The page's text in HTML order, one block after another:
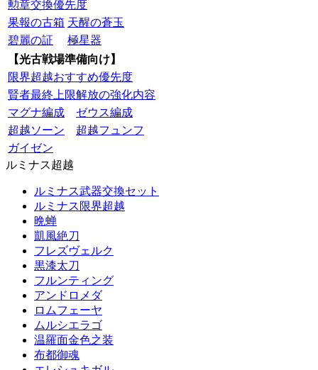
勲章交換優先度
果報の古箱 天醒の蒼玉
碧麗の証
極星器
【光古戦場準備向け】
限界超越おすすめ優先度
賢者最終上限解放の強化内容
マグナ編成
ゼウス編成
超越ソーン
超越フュンフ
ガイゼン
ルミナス超越
ルミナス武器交換セット
ルミナス限界超越
晩蝉
凱風絶刀
フレズヴェルク
黒漆太刀
フルンティング
アンドロメダ
ロムフェーヤ
ムルシエラゴ
温羅面金色之装
布都御魂